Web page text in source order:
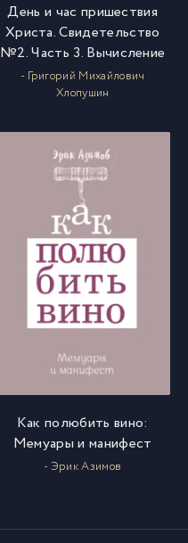
День и час пришествия
Христа. Свидетельство
№2. Часть 3. Вычисление
- Григорий Михайлович
Хлопушин
Как полюбить вино:
Мемуары и манифест
- Эрик Азимов